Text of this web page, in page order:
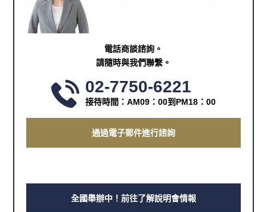
電話商談諮詢。
請隨時與我們聯繫。
02-7750-6221
接待時間：AM09：00到PM18：00
通過電子郵件進行諮詢
全國舉辦中！前往了解說明會情報